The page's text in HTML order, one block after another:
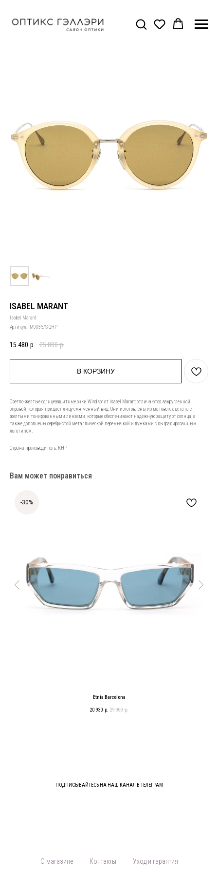
ISABEL MARANT
Isabel Marant
Артикул: IM0035/S QHP
15 480 р. 25 800 р.
В КОРЗИНУ
Светло-желтые солнцезащитные очки Windsor от Isabel Marant отличаются закругленной
оправой, которая придает лицу смягченный вид. Они изготовлены из матового ацетата с
желтыми тонированными линзами, которые обеспечивают надежную защиту от солнца, а
также дополнены серебристой металлической перемычкой и дужками с выгравированным
логотипом.
Страна производитель: КНР
Вам может понравиться
-30%
Etnia Barcelona
20 930 р. 29 900 р.
ПОДПИСЫВАЙТЕСЬ НА НАШ КАНАЛ В ТЕЛЕГРАМ
О магазине Контакты Уход и гарантия